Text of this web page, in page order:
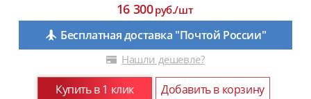
16 300руб./шт
Бесплатная доставка "Почтой России"
Нашли дешевле?
Купить в 1 клик Добавить в корзину